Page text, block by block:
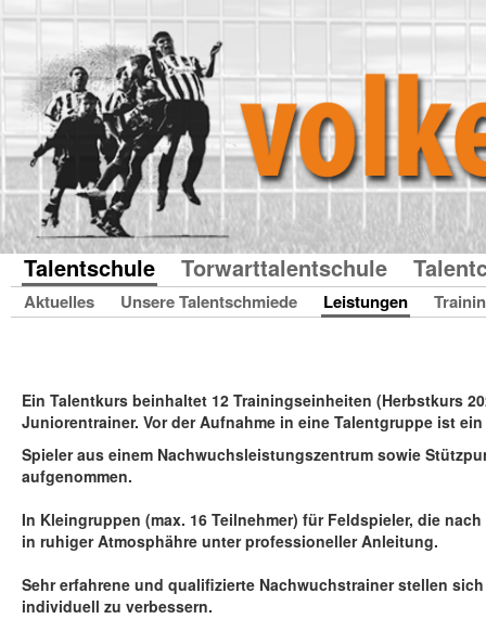
Talentschule
Aktuelles Unsere Talentschmiede Leistungen
Torwarttalentschule
Ein Talentkurs beinhaltet 12 Trainingseinheiten (Herbstkurs
Juniorentrainer. Vor der Aufnahme in eine Talentgruppe ist
Spieler aus einem Nachwuchsleistungszentrum sowie
aufgenommen.
In Kleingruppen (max. 16 Teilnehmer) für Feldspieler, die
in ruhiger Atmosphähre unter professioneller Anleitung.
Sehr erfahrene und qualifizierte Nachwuchstrainer stellen
individuell zu verbessern.